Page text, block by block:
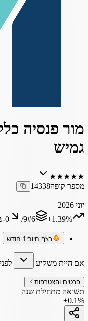
מור פנסיה
גמיש
★
★
★
★
★
מספר קופה14338
יוני 2026
‎+1.39%
#6
/9
0
רצף חיובי1 חודש
אם היית משקיע לפני 3 שנים
פרטים והצטרפות
תשואה מתחילת שנה
+0.1%